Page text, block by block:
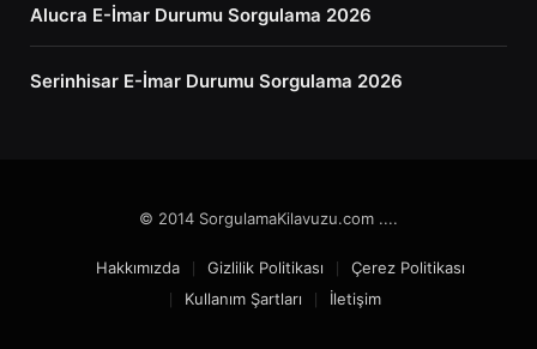
Alucra E-İmar Durumu Sorgulama 2026
Serinhisar E-İmar Durumu Sorgulama 2026
© 2014 SorgulamaKilavuzu.com ....
Hakkımızda Gizlilik Politikası
Çerez Politikası
Kullanım Şartları
İletişim